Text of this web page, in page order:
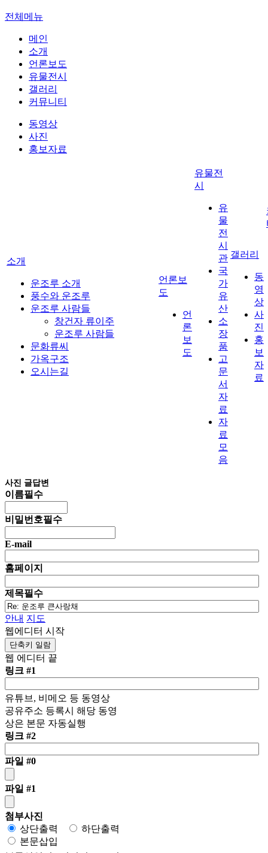
전체메뉴
메인
소개
언론보도
유물전시
갤러리
커뮤니티
동영상
사진
홍보자료
소개
운조루 소개
풍수와 운조루
운조루 사람들
창건자 류이주
운조루 사람들
문화류씨
가옥구조
오시는길
언론보
도
언
론
보
도
유물전
시
유
물
전
시
관
국
가
유
산
소
장
품
고
문
서
자
료
자
료
모
음
갤러리
동
영
상
사
진
홍
보
자
료
사진 글답변
이름필수
비밀번호필수
E-mail
홈페이지
제목필수
안내 지도
웹에디터 시작
단축키 일람
웹 에디터 끝
링크 #1
유튜브, 비메오 등 동영상
공유주소 등록시 해당 동영
상은 본문 자동실행
링크 #2
파일 #0
파일 #1
첨부사진
상단출력
하단출력
본문삽입